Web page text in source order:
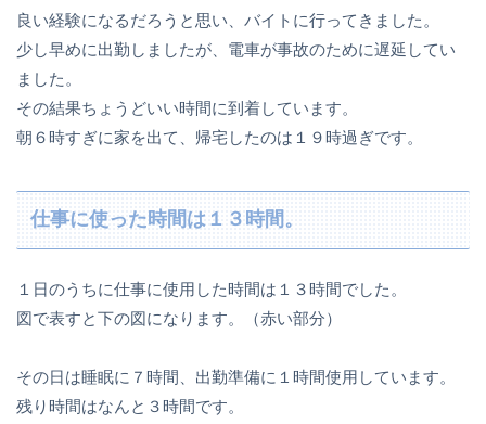
良い経験になるだろうと思い、バイトに行ってきました。
少し早めに出勤しましたが、電車が事故のために遅延してい
ました。
その結果ちょうどいい時間に到着しています。
朝６時すぎに家を出て、帰宅したのは１９時過ぎです。
仕事に使った時間は１３時間。
１日のうちに仕事に使用した時間は１３時間でした。
図で表すと下の図になります。（赤い部分）
その日は睡眠に７時間、出勤準備に１時間使用しています。
残り時間はなんと３時間です。